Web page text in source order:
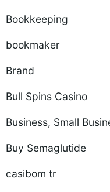
Bookkeeping
bookmaker
Brand
Bull Spins Casino
Business, Small
Buy Semaglutide
casibom tr